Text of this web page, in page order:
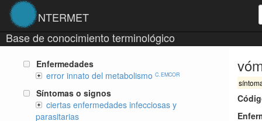
NTERMET
Base de conocimiento terminológico
Enfermedades
error innato del metabolismo C. EMCOR
Síntomas o signos
ciertas enfermedades infecciosas y
parasitarias